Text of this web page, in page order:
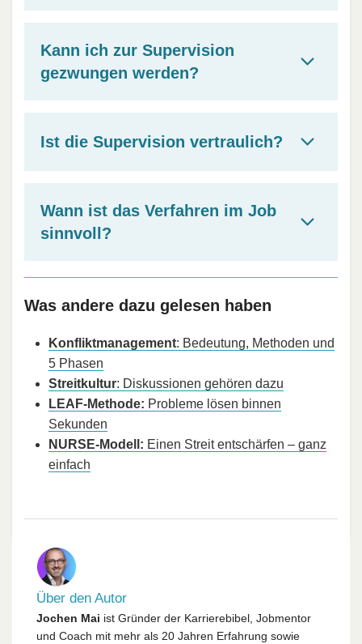
Kann ich zur Supervision
gezwungen werden?
Ist die Supervision vertraulich?
Wann ist das Verfahren im Job
sinnvoll?
Was andere dazu gelesen haben
Konfliktmanagement: Bedeutung, Methoden und
5 Phasen
Streitkultur: Diskussionen gehören dazu
LEAF-Methode: Probleme lösen binnen
Sekunden
NURSE-Modell: Einen Streit entschärfen – ganz
einfach
Über den Autor
Jochen Mai ist Gründer der Karrierebibel, Jobmentor
und Coach mit mehr als 20 Jahren Erfahrung sowie